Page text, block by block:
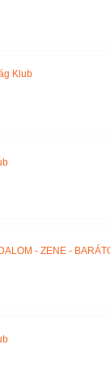
Klub
- ZENE -